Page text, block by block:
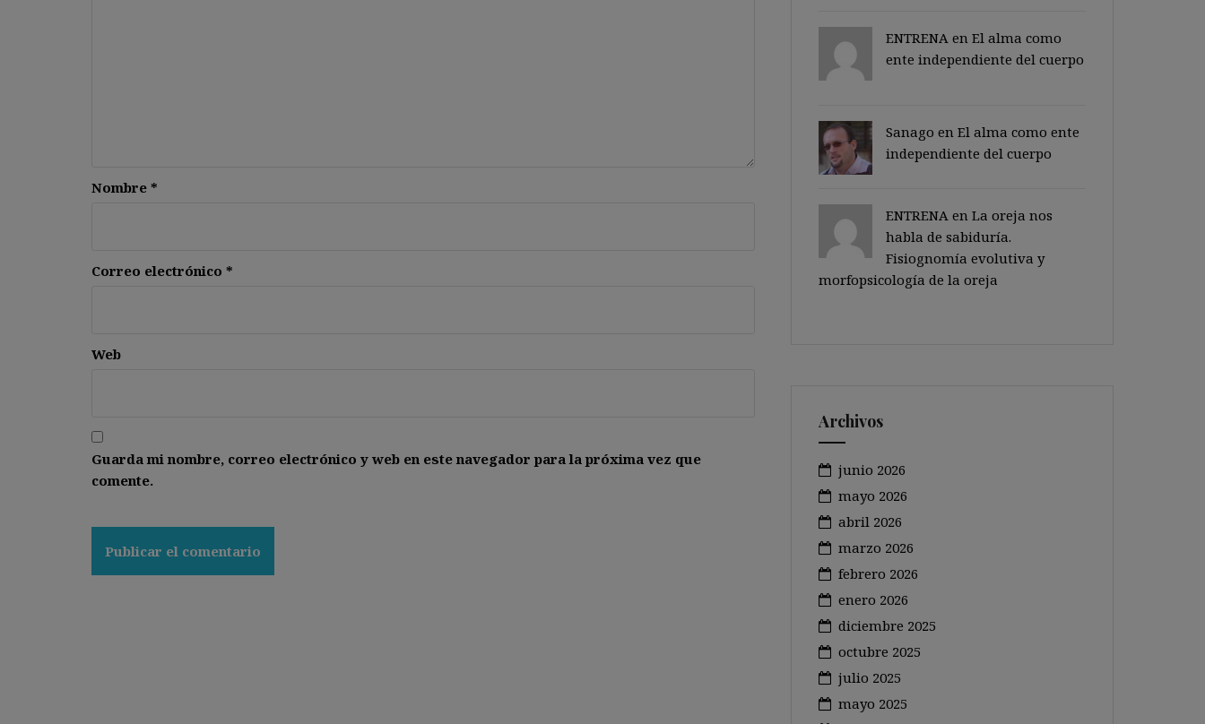
Nombre *
Correo electrónico *
Web
Guarda mi nombre, correo electrónico y web en este navegador para la próxima vez que
comente.
ENTRENA en El alma como
ente independiente del cuerpo
Sanago en El alma como ente
independiente del cuerpo
ENTRENA en La oreja nos
habla de sabiduría.
Fisiognomía evolutiva y
morfopsicología de la oreja
Archivos
junio 2026
mayo 2026
abril 2026
marzo 2026
febrero 2026
enero 2026
diciembre 2025
octubre 2025
julio 2025
mayo 2025